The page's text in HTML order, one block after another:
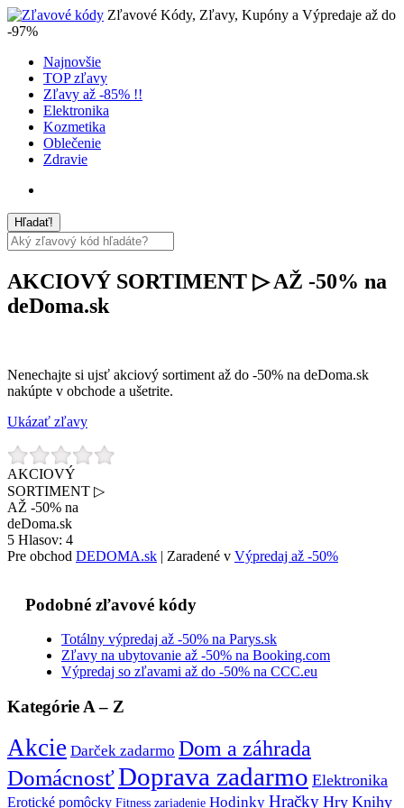
Zľavové Kódy, Zľavy, Kupóny a Výpredaje až do
-97%
Najnovšie
TOP zľavy
Zľavy až -85% !!
Elektronika
Kozmetika
Oblečenie
Zdravie
AKCIOVÝ SORTIMENT ▷ AŽ -50% na
deDoma.sk
Nenechajte si ujsť akciový sortiment až do -50% na deDoma.sk
nakúpte v obchode a ušetrite.
Ukázať zľavy
AKCIOVÝ
SORTIMENT ▷
AŽ -50% na
deDoma.sk
5 Hlasov: 4
Pre obchod DEDOMA.sk | Zaradené v Výpredaj až -50%
Podobné zľavové kódy
Totálny výpredaj až -50% na Parys.sk
Zľavy na ubytovanie až -50% na Booking.com
Výpredaj so zľavami až do -50% na CCC.eu
Kategórie A – Z
Akcie Darček zadarmo Dom a záhrada
DomácnosťDoprava zadarmo Elektronika
Erotické pomôcky Fitness zariadenie Hodinky Hračky Hry Knihy